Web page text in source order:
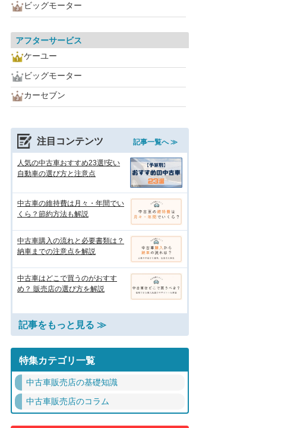
ビッグモーター
アフターサービス
ケーユー
ビッグモーター
カーセブン
注目コンテンツ 記事一覧へ ≫
人気の中古車おすすめ23選!安い
自動車の選び方と注意点
中古車の維持費は月々・年間でい
くら？節約方法も解説
中古車購入の流れと必要書類は？
納車までの注意点を解説
中古車はどこで買うのがおすす
め？ 販売店の選び方を解説
記事をもっと見る ≫
特集カテゴリ一覧
中古車販売店の基礎知識
中古車販売店のコラム